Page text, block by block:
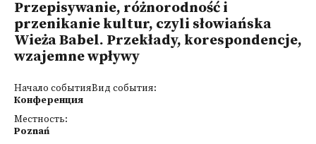
Przepisywanie, różnorodność i
przenikanie kultur, czyli słowiańska
Wieża Babel. Przekłady, korespondencje,
wzajemne wpływy
Начало событияВид события:
Конференция
Местность:
Poznań